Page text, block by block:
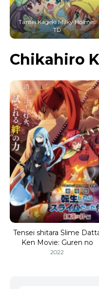
Tantei Kageki Milky Holmes
TD
Chikahiro
Tensei shitara Slime
Ken Movie: Guren no
Kizuna-hen
2022